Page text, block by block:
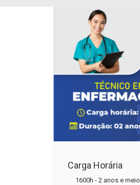
Carga Horária
1600h - 2 anos e meio